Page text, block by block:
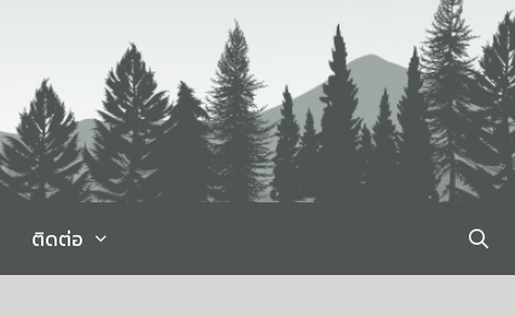
ติดต่อ